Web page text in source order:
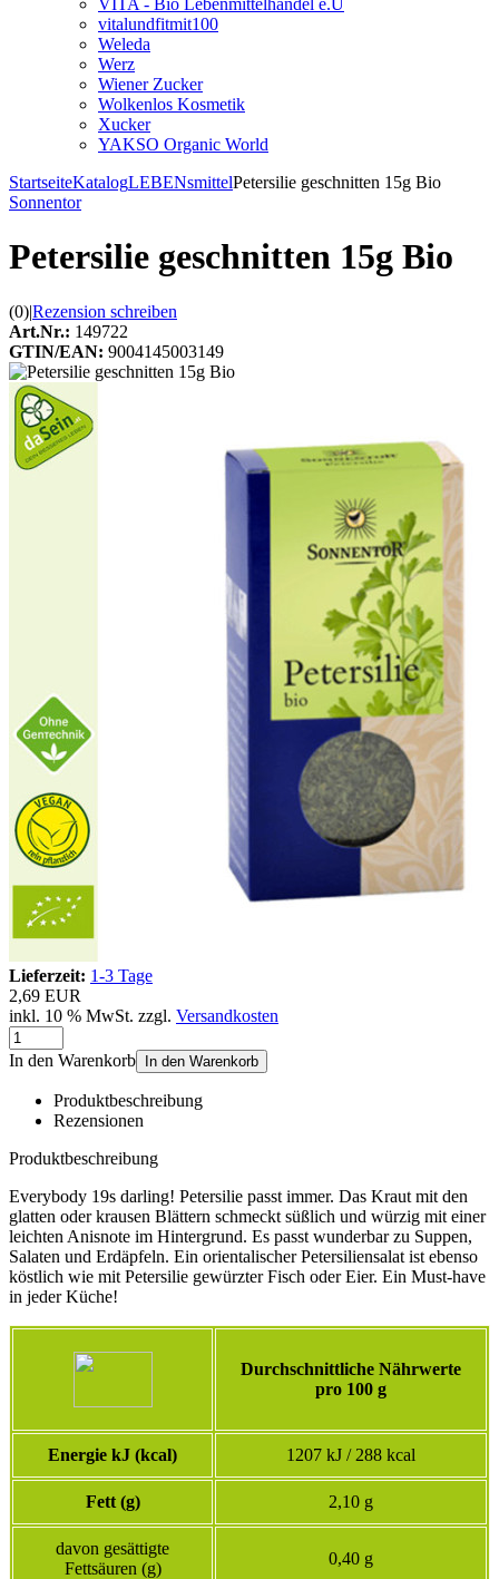
VITA - Bio Lebenmittelhandel e.U
vitalundfitmit100
Weleda
Werz
Wiener Zucker
Wolkenlos Kosmetik
Xucker
YAKSO Organic World
StartseiteKatalogLEBENsmittelPetersilie geschnitten 15g Bio
Sonnentor
Petersilie geschnitten 15g Bio
(0)|Rezension schreiben
Art.Nr.: 149722
GTIN/EAN: 9004145003149
Lieferzeit: 1-3 Tage
2,69 EUR
inkl. 10 % MwSt. zzgl. Versandkosten
In den Warenkorb In den Warenkorb
Produktbeschreibung
Rezensionen
Produktbeschreibung
Everybody 19s darling! Petersilie passt immer. Das Kraut mit den
glatten oder krausen Blättern schmeckt süßlich und würzig mit einer
leichten Anisnote im Hintergrund. Es passt wunderbar zu Suppen,
Salaten und Erdäpfeln. Ein orientalischer Petersiliensalat ist ebenso
köstlich wie mit Petersilie gewürzter Fisch oder Eier. Ein Must-have
in jeder Küche!
Durchschnittliche Nährwerte
pro 100 g
Energie kJ (kcal) 1207 kJ / 288 kcal
Fett (g) 2,10 g
davon gesättigte
Fettsäuren (g)
0,40 g